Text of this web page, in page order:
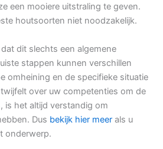
een mooiere uitstraling te geven.
houtsoorten niet noodzakelijk.
dit slechts een algemene
stappen kunnen verschillen
omheining en de specifieke situatie
over uw competenties om de
is het altijd verstandig om
Dus bekijk hier meer als u
onderwerp.